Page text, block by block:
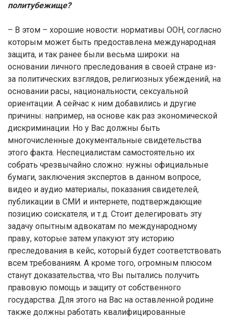
политубежище?
– В этом – хорошие новости: нормативы ООН, согласно
которым может быть предоставлена международная
защита, и так ранее были весьма широки: на
основании личного преследования в своей стране из-
за политических взглядов, религиозных убеждений, на
основании расы, национальности, сексуальной
ориентации. А сейчас к ним добавились и другие
причины: например, на основе как раз экономической
дискриминации. Но у Вас должны быть
многочисленные документальные свидетельства
этого факта. Неспециалистам самостоятельно их
собрать чрезвычайно сложно: нужны официальные
бумаги, заключения экспертов в данном вопросе,
видео и аудио материалы, показания свидетелей,
публикации в СМИ и интернете, подтверждающие
позицию соискателя, и т.д. Стоит делегировать эту
задачу опытным адвокатам по международному
праву, которые затем упакуют эту историю
преследования в кейс, который будет соответствовать
всем требованиям. А кроме того, огромным плюсом
станут доказательства, что Вы пытались получить
правовую помощь и защиту от собственного
государства. Для этого на Вас на оставленной родине
также должны работать квалифицированные